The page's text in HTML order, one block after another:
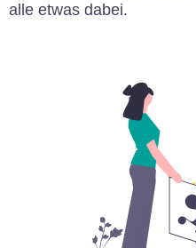
alle etwas dabei.